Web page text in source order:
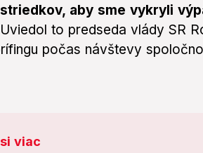
aby sme vykryli
Uviedol to predseda vlády SR
počas návštevy
viac